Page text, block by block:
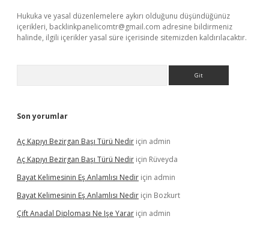
Hukuka ve yasal düzenlemelere aykırı olduğunu düşündüğünüz
içerikleri, backlinkpanelicomtr@gmail.com adresine bildirmeniz
halinde, ilgili içerikler yasal süre içerisinde sitemizden kaldırılacaktır.
Son yorumlar
Aç Kapıyı Bezirgan Başı Türü Nedir için admin
Aç Kapıyı Bezirgan Başı Türü Nedir için Rüveyda
Bayat Kelimesinin Eş Anlamlısı Nedir için admin
Bayat Kelimesinin Eş Anlamlısı Nedir için Bozkurt
Çift Anadal Diploması Ne Işe Yarar için admin